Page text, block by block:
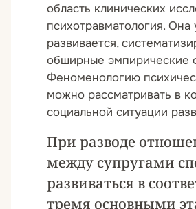
область клинических
психотравматология.
развивается,
обширные эмпирические
Феноменологию
можно рассматривать в
социальной ситуации
При разводе
между супругами
развиваться в
тремя основными